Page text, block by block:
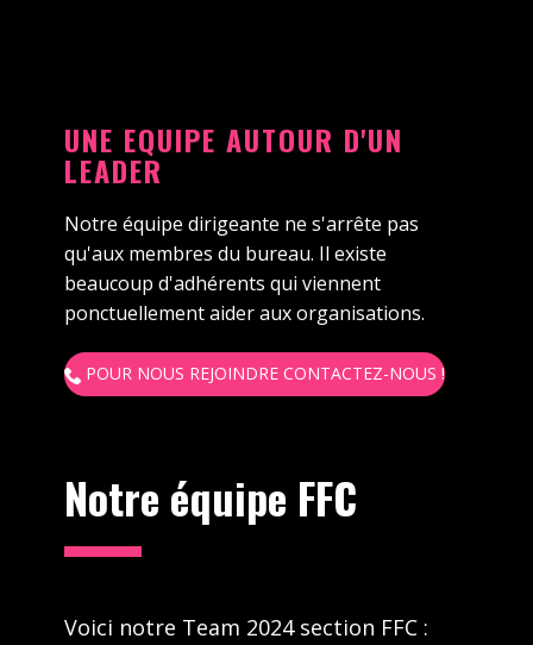
UNE EQUIPE AUTOUR D'UN
LEADER
Notre équipe dirigeante ne s'arrête pas
qu'aux membres du bureau. Il existe
beaucoup d'adhérents qui viennent
ponctuellement aider aux organisations.
POUR NOUS REJOINDRE CONTACTEZ-NOUS !
Notre équipe FFC
Voici notre Team 2024 section FFC :